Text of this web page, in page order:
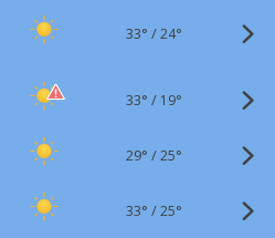
33° /24°
33° / 19°
29° /25°
33° /25°